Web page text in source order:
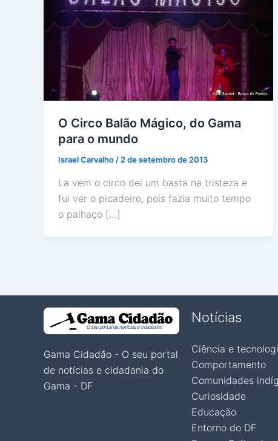
O Circo Balão Mágico, do Gama
para o mundo
Israel Carvalho / 2 de setembro de 2013
La vem o circo dei um basta na tristeza e
fui ver o picadeiro, pois fazia muito tempo
o palhaço […]
Gama Cidadão - O seu portal
de notícias e cidadania do
Gama - DF
Notícias
Ciência e
Comportamento
Comunidades
Curiosidade
Educação
Entorno do DF